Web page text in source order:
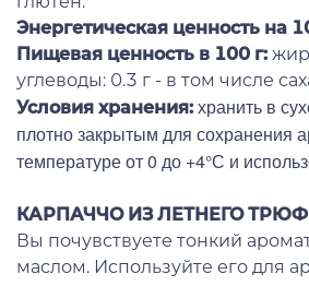
Энергетическая ценность на
Пищевая ценность в 100 г:
углеводы: 0.3 г - в том числе
Условия хранения: хранить в
плотно закрытым для сохранения
температуре от 0 до +4°С и
КАРПАЧЧО ИЗ ЛЕТНЕГО
Вы почувствуете тонкий
маслом. Используйте его для